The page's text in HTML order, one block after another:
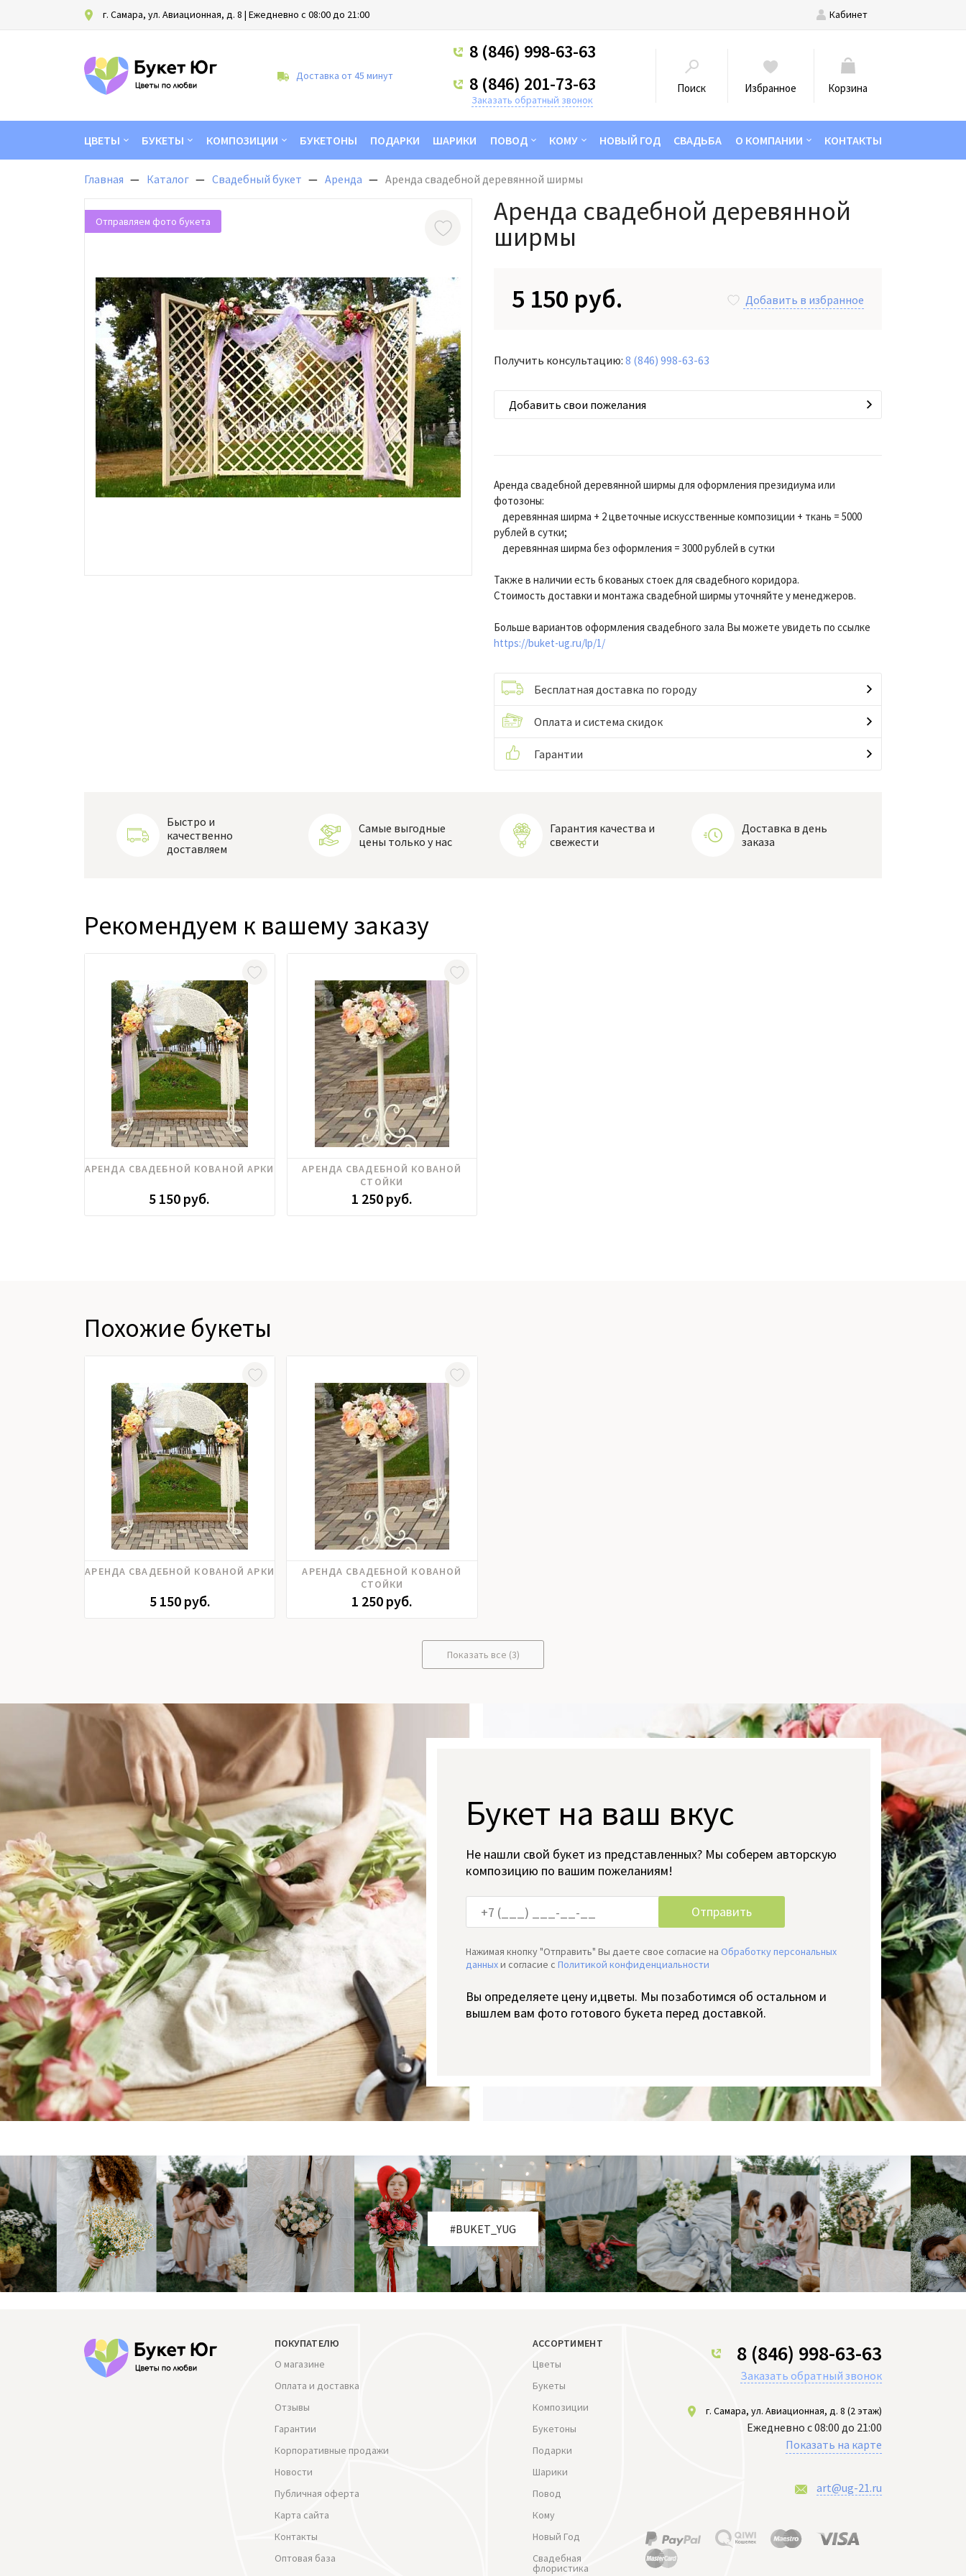
г. Самара, ул. Авиационная, д. 8 | Ежедневно с 08:00 до 21:00 Кабинет
Доставка от 45 минут
8 (846) 998-63-63
8 (846) 201-73-63
Заказать обратный звонок
Поиск Избранное Корзина
ЦВЕТЫ БУКЕТЫ КОМПОЗИЦИИ БУКЕТОНЫ ПОДАРКИ ШАРИКИ ПОВОД КОМУ НОВЫЙ ГОД СВАДЬБА О КОМПАНИИ КОНТАКТЫ
Главная Каталог Свадебный букет Аренда Аренда свадебной деревянной ширмы
Отправляем фото букета
Аренда свадебной деревянной
ширмы
5 150 руб.
Добавить в избранное
Получить консультацию: 8 (846) 998-63-63
Добавить свои пожелания
Аренда свадебной деревянной ширмы для оформления президиума или
фотозоны:
деревянная ширма + 2 цветочные искусственные композиции + ткань = 5000
рублей в сутки;
деревянная ширма без оформления = 3000 рублей в сутки
Также в наличии есть 6 кованых стоек для свадебного коридора.
Стоимость доставки и монтажа свадебной ширмы уточняйте у менеджеров.
Больше вариантов оформления свадебного зала Вы можете увидеть по ссылке
https://buket-ug.ru/lp/1/
Бесплатная доставка по городу
Оплата и система скидок
Гарантии
Быстро и
качественно
доставляем
Самые выгодные
цены только у нас
Гарантия качества и
свежести
Доставка в день
заказа
Рекомендуем к вашему заказу
АРЕНДА СВАДЕБНОЙ КОВАНОЙ АРКИ
5 150 руб.
АРЕНДА СВАДЕБНОЙ КОВАНОЙ
СТОЙКИ
1 250 руб.
Похожие букеты
АРЕНДА СВАДЕБНОЙ КОВАНОЙ АРКИ
5 150 руб.
АРЕНДА СВАДЕБНОЙ КОВАНОЙ
СТОЙКИ
1 250 руб.
Показать все (3)
Букет на ваш вкус
Не нашли свой букет из представленных? Мы соберем авторскую
композицию по вашим пожеланиям!
Нажимая кнопку "Отправить" Вы даете свое согласие на Обработку персональных
данныхи согласие cПолитикой конфиденциальности
Вы определяете цену и,цветы. Мы позаботимся об остальном и
вышлем вам фото готового букета перед доставкой.
#BUKET_YUG
ПОКУПАТЕЛЮ
О магазине
Оплата и доставка
Отзывы
Гарантии
Корпоративные продажи
Новости
Публичная оферта
Карта сайта
Контакты
Оптовая база
АССОРТИМЕНТ
Цветы
Букеты
Композиции
Букетоны
Подарки
Шарики
Повод
Кому
Новый Год
Свадебная
флористика
8 (846) 998-63-63
Заказать обратный звонок
г. Самара, ул. Авиационная, д. 8 (2 этаж)
Ежедневно с 08:00 до 21:00
Показать на карте
art@ug-21.ru